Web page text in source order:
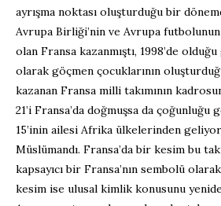
ayrışma noktası oluşturduğu bir
Avrupa Birliği’nin ve Avrupa
olan Fransa kazanmıştı, 1998’de
olarak göçmen çocuklarının
kazanan Fransa milli takımının
21’i Fransa’da doğmuşsa da çoğunluğu
15’inin ailesi Afrika ülkelerinden
Müslümandı. Fransa’da bir kesim bu
kapsayıcı bir Fransa’nın sembolü
kesim ise ulusal kimlik konusunu